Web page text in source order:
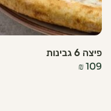
פיצה 6 גבינות
₪109